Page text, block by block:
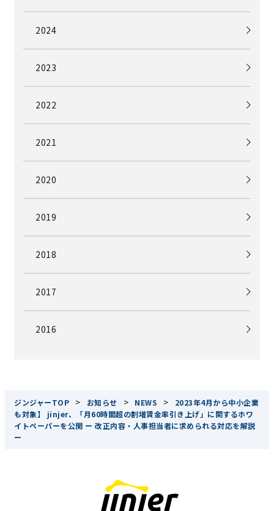
2024
2023
2022
2021
2020
2019
2018
2017
2016
ジンジャーTOP > お知らせ > NEWS >
2023年4月から中小企業
も対象】 jinjer、「月60時間超の割増賃金率引き上げ」に関するホワ
イトペーパーを公開 ー 改正内容・人事担当者に求められる対応を解説
ー